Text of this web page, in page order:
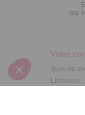
ou
Votre
Suivi de
Livraison